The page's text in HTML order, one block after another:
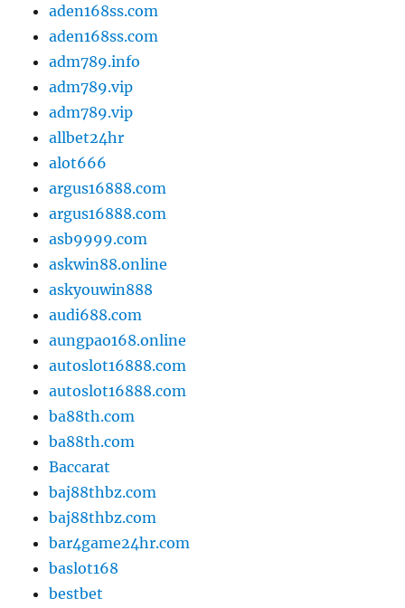
aden168ss.com
aden168ss.com
adm789.info
adm789.vip
adm789.vip
allbet24hr
alot666
argus16888.com
argus16888.com
asb9999.com
askwin88.online
askyouwin888
audi688.com
aungpao168.online
autoslot16888.com
autoslot16888.com
ba88th.com
ba88th.com
Baccarat
baj88thbz.com
baj88thbz.com
bar4game24hr.com
baslot168
bestbet